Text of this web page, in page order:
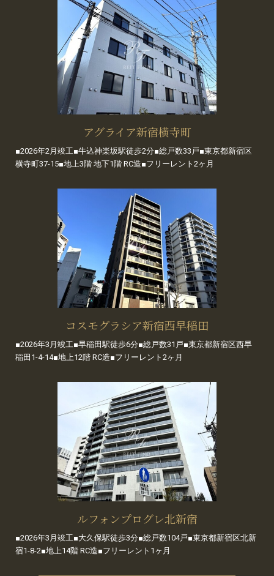
アグライア新宿横寺町
■2026年2月竣工■牛込神楽坂駅徒歩2分■総戸数33戸■東京都新宿区
横寺町37-15■地上3階 地下1階 RC造■フリーレント2ヶ月
コスモグラシア新宿西早稲田
■2026年3月竣工■早稲田駅徒歩6分■総戸数31戸■東京都新宿区西早
稲田1-4-14■地上12階 RC造■フリーレント2ヶ月
ルフォンプログレ北新宿
■2026年3月竣工■大久保駅徒歩3分■総戸数104戸■東京都新宿区北新
宿1-8-2■地上14階 RC造■フリーレント1ヶ月